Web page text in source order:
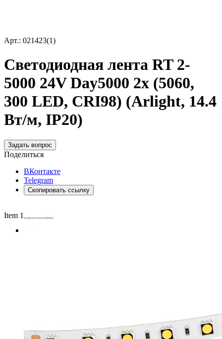
Арт.: 021423(1)
Светодиодная лента RT 2-
5000 24V Day5000 2x (5060,
300 LED, CRI98) (Arlight, 14.4
Вт/м, IP20)
Задать вопрос
Поделиться
ВКонтакте
Telegram
Скопировать ссылку
Item 1 of 5